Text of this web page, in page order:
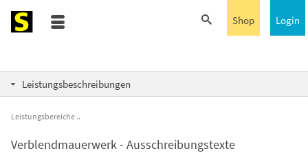
Login
Shop
Leistungsbeschreibungen
Leistungsbereiche
Verblendmauerwerk - Ausschreibungstexte